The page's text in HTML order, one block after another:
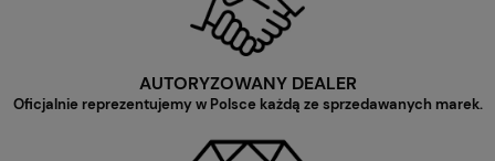
AUTORYZOWANY DEALER
Oficjalnie reprezentujemy w Polsce każdą ze sprzedawanych marek.